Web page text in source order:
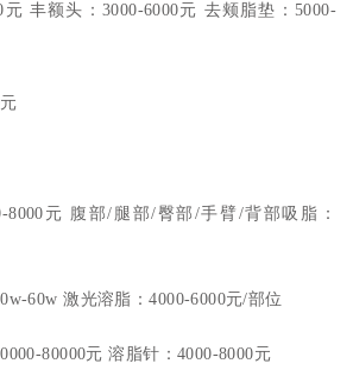
元 丰额头：3000-6000元 去颊脂垫：5000-
元 腹部/腿部/臀部/手臂/背部吸脂：
60w 激光溶脂：4000-6000元/部位
80000元 溶脂针：4000-8000元